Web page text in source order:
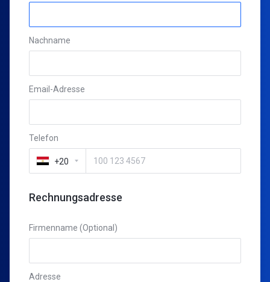
Nachname
Email-Adresse
Telefon
+20
Rechnungsadresse
Firmenname (Optional)
Adresse